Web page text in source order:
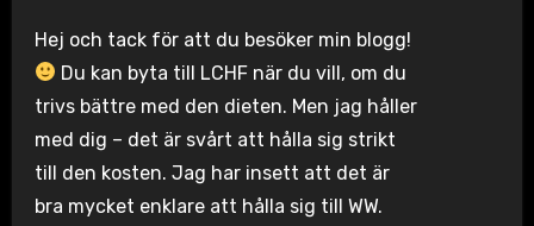
Hej och tack för att du besöker min blogg!
Du kan byta till LCHF när du vill, om du
trivs bättre med den dieten. Men jag håller
med dig – det är svårt att hålla sig strikt
till den kosten. Jag har insett att det är
bra mycket enklare att hålla sig till WW.